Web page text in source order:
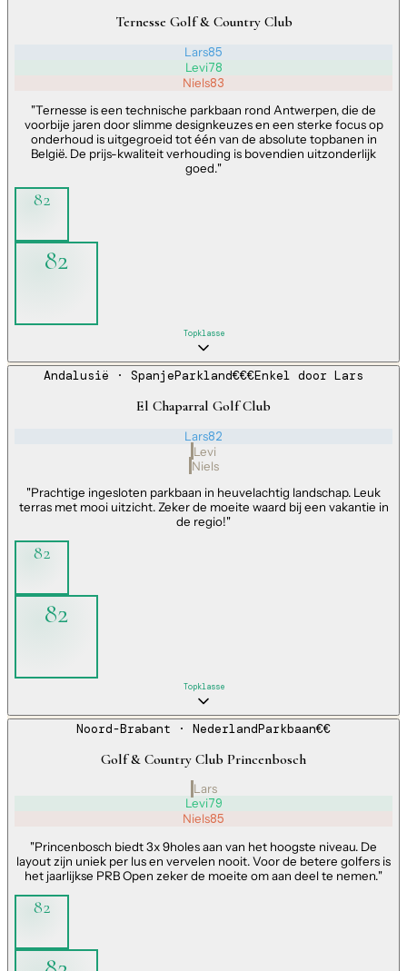
Ternesse Golf & Country Club
Lars85
Levi78
Niels83
"Ternesse is een technische parkbaan rond Antwerpen, die de
voorbije jaren door slimme designkeuzes en een sterke focus op
onderhoud is uitgegroeid tot één van de absolute topbanen in
België. De prijs-kwaliteit verhouding is bovendien uitzonderlijk
goed."
82
82
Topklasse
Andalusië · SpanjeParkland€€€Enkel door Lars
El Chaparral Golf Club
Lars82
Levi
Niels
"Prachtige ingesloten parkbaan in heuvelachtig landschap. Leuk
terras met mooi uitzicht. Zeker de moeite waard bij een vakantie in
de regio!"
82
82
Topklasse
Noord-Brabant · NederlandParkbaan€€
Golf & Country Club Princenbosch
Lars
Levi79
Niels85
"Princenbosch biedt 3x 9holes aan van het hoogste niveau. De
layout zijn uniek per lus en vervelen nooit. Voor de betere golfers is
het jaarlijkse PRB Open zeker de moeite om aan deel te nemen."
82